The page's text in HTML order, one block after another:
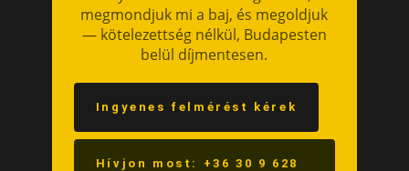
megmondjuk mi a baj, és megoldjuk
— kötelezettség nélkül, Budapesten
belül díjmentesen.
Ingyenes felmérést kérek
Hívjon most: +36 30 9 628